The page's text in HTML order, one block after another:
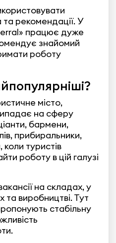
рекомендації. У
працює дуже
знайомий
роботу
місто,
на сферу
бармени,
прибиральники,
туристів
роботу в цій галузі
на складах, у
та виробництві. Тут
стабільну